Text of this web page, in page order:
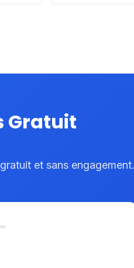
Gratuit
et sans engagement.